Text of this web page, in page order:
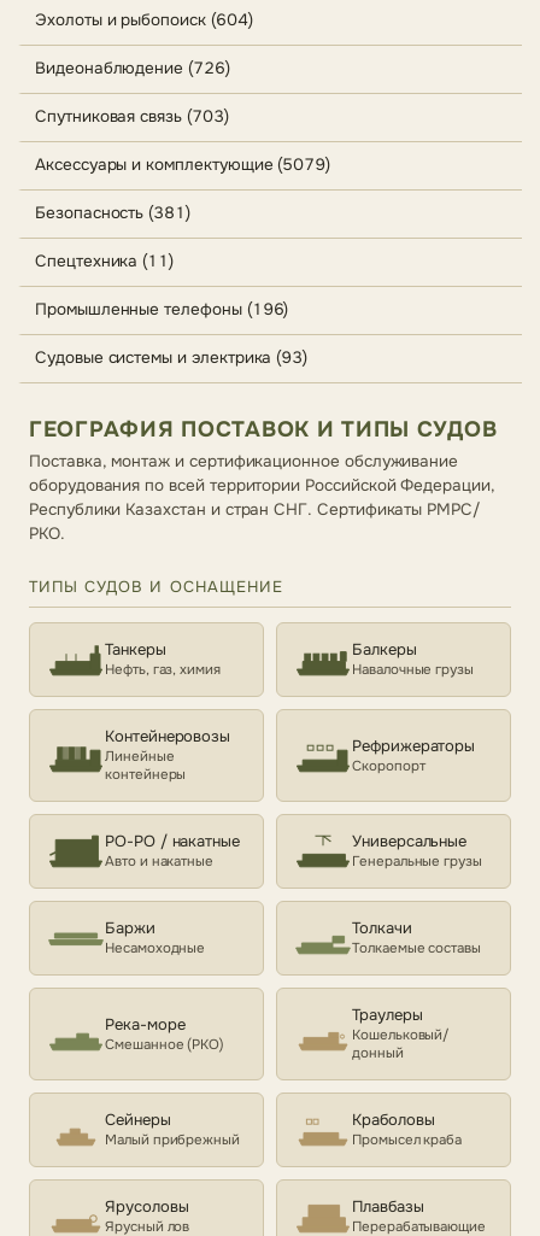
Эхолоты и рыбопоиск (604)
Видеонаблюдение (726)
Спутниковая связь (703)
Аксессуары и комплектующие (5079)
Безопасность (381)
Спецтехника (11)
Промышленные телефоны (196)
Судовые системы и электрика (93)
ГЕОГРАФИЯ ПОСТАВОК И ТИПЫ СУДОВ
Поставка, монтаж и сертификационное обслуживание
оборудования по всей территории Российской Федерации,
Республики Казахстан и стран СНГ. Сертификаты РМРС/
РКО.
ТИПЫ СУДОВ И ОСНАЩЕНИЕ
Танкеры
Нефть, газ, химия
Балкеры
Навалочные грузы
Контейнеровозы
Линейные
контейнеры
Рефрижераторы
Скоропорт
РО-РО / накатные
Авто и накатные
Универсальные
Генеральные грузы
Баржи
Несамоходные
Толкачи
Толкаемые составы
Река-море
Смешанное (РКО)
Траулеры
Кошельковый/
донный
Сейнеры
Малый прибрежный
Краболовы
Промысел краба
Ярусоловы
Ярусный лов
Плавбазы
Перерабатывающие